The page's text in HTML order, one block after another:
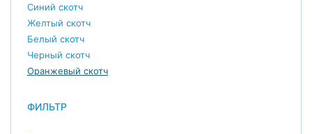
Синий скотч
Желтый скотч
Белый скотч
Черный скотч
Оранжевый скотч
ФИЛЬТР